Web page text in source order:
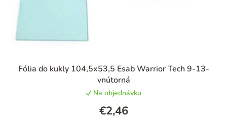
Fólia do kukly 104,5x53,5 Esab Warrior Tech 9-13-
vnútorná
hodnotenie
produktu
je
4,7
Na objednávku
€2,46